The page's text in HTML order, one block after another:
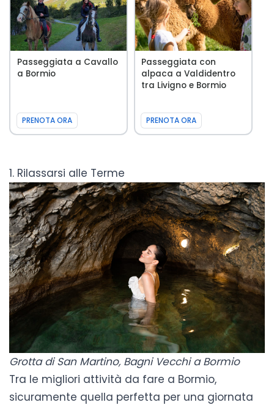
Passeggiata a Cavallo
a Bormio
PRENOTA ORA
Passeggiata con
alpaca a Valdidentro
tra Livigno e Bormio
PRENOTA ORA
1. Rilassarsi alle Terme
Grotta di San Martino, Bagni Vecchi a Bormio
Tra le migliori attività da fare a Bormio,
sicuramente quella perfetta per una giornata